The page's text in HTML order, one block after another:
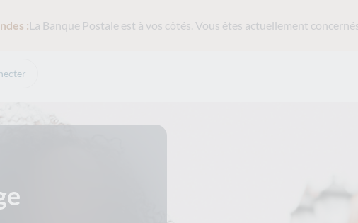
:La Banque Postale est à vos côtés. Vous êtes actuellement